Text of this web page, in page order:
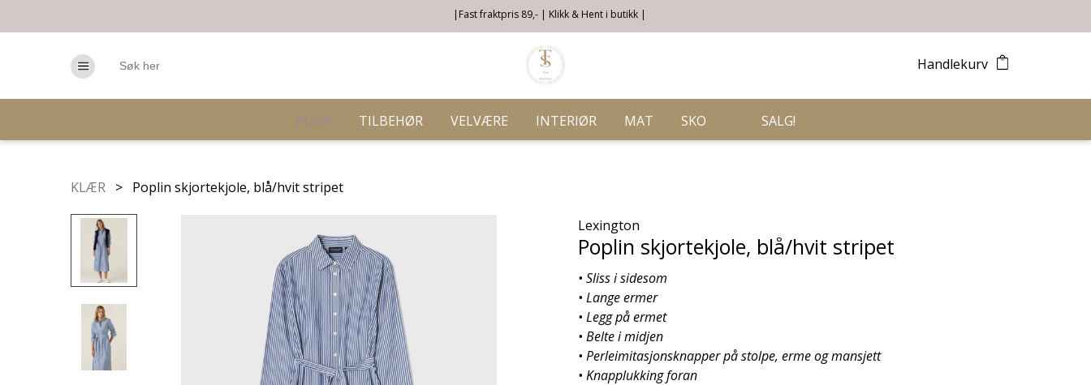
|Fast fraktpris 89,- | Klikk & Hent i butikk |
TILBEHØR VELVÆRE INTERIØR MAT SKO SALG!
Handlekurv
KLÆR > Poplin skjortekjole, blå/hvit stripet
Lexington
Poplin skjortekjole, blå/hvit stripet
• Sliss i sidesom
• Lange ermer
• Legg på ermet
• Belte i midjen
• Perleimitasjonsknapper på stolpe, erme og mansjett
• Knapplukking foran